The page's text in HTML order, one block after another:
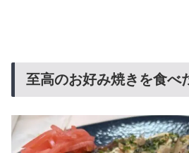
至高のお好み焼きを食べ